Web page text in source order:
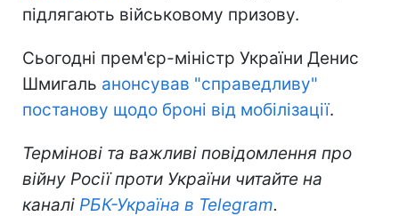
підлягають військовому призову.
Сьогодні прем'єр-міністр України Денис
Шмигаль анонсував "справедливу"
постанову щодо броні від мобілізації.
Термінові та важливі повідомлення про
війну Росії проти України читайте на
каналі РБК-Україна в Telegram.